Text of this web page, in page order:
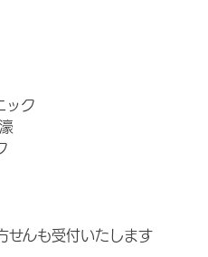
ック
せんも受付いたします